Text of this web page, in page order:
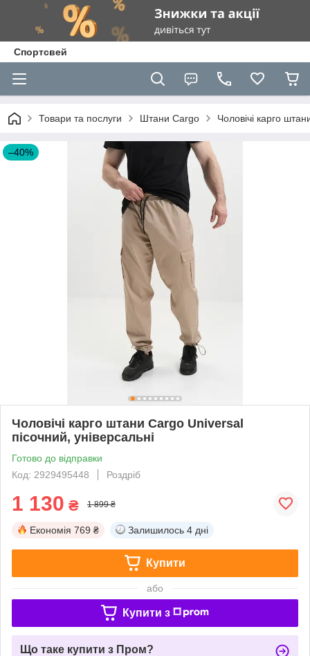
Спортсвей
Товари та послуги Штани Cargo Чоловічі карго
–40%
Чоловічі карго штани Cargo Universal
пісочний, універсальні
Готово до відправки
Код: 2929495448
Роздріб
1 130 ₴ 1 899 ₴
Економія 769 ₴ Залишилось 4 дні
Купити
або
Купити з
Що таке купити з Пром?